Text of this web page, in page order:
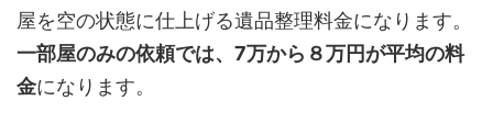
屋を空の状態に仕上げる遺品整理料金になります。
一部屋のみの依頼では、7万から８万円が平均の料
金になります。